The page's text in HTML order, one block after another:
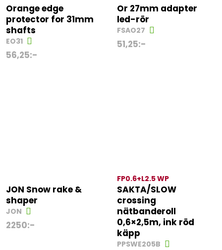
Orange edge
protector for 31mm
shafts
EO31
56,25:-
Or 27mm adapter
led-rör
FSAO27
51,25:-
JON Snow rake &
shaper
JON
2250:-
FP0.6+L2.5 WP
SAKTA/SLOW
crossing
nätbanderoll
0,6×2,5m, ink röd
käpp
PPSWE205B